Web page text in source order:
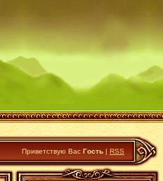
Приветствую Вас Гость | RSS